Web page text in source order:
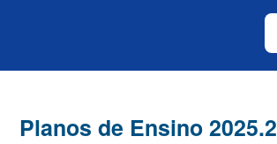
Planos de Ensino 2025.2